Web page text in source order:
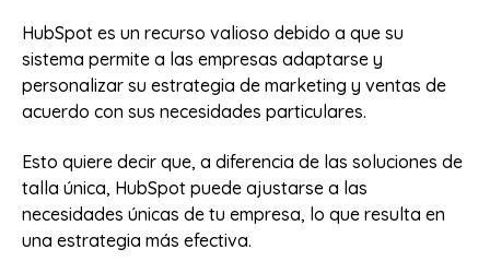
HubSpot es un recurso valioso debido a que su
sistema permite a las empresas adaptarse y
personalizar su estrategia de marketing y ventas de
acuerdo con sus necesidades particulares.
Esto quiere decir que, a diferencia de las soluciones de
talla única, HubSpot puede ajustarse a las
necesidades únicas de tu empresa, lo que resulta en
una estrategia más efectiva.